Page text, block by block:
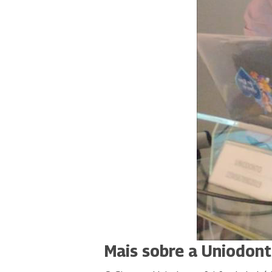
Mais sobre a